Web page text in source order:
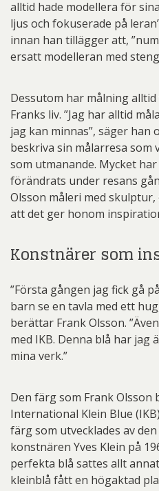
alltid hade modellera för
ljus och fokuserade på
innan han tillägger att,
ersatt modelleran med
Dessutom har målning
Franks liv. ”Jag har alltid
jag kan minnas”, säger
beskriva sin målarresa som
som utmanande. Mycket
förändrats under resans
Olsson måleri med
att det ger honom
Konstnärer som
”Första gången jag fick gå
barn se en tavla med ett
berättar Frank Olsson.
med IKB. Denna blå har jag
mina verk.”
Den färg som Frank Olsson
International Klein Blue
färg som utvecklades av
konstnären Yves Klein på
perfekta blå sattes allt
kleinblå fått en högaktad